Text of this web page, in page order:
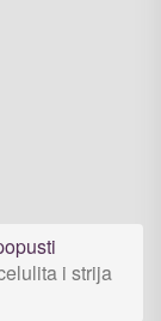
i strija